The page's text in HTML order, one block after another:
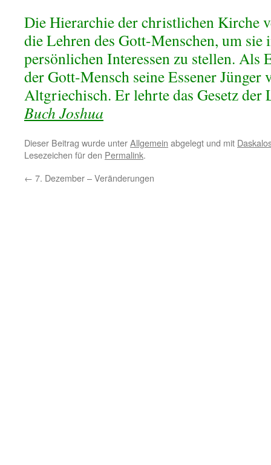
Die Hierarchie der christlichen Kirche
die Lehren des Gott-Menschen, um sie
persönlichen Interessen zu stellen. Als
der Gott-Mensch seine Essener Jünger
Altgriechisch. Er lehrte das Gesetz
Buch Joshua
Dieser Beitrag wurde unterAllgemein abgelegt und mit
Lesezeichen für den Permalink.
← 7. Dezember – Veränderungen